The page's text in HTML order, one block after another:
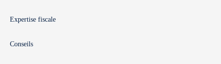
Expertise fiscale
Conseils